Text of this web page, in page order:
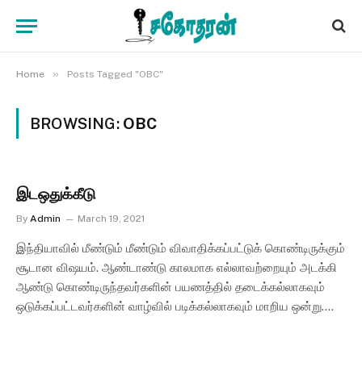
Home » Posts Tagged "OBC"
BROWSING: OBC
இடஒதுக்கீடு
By Admin March 19, 2021
இந்தியாவில் மீண்டும் மீண்டும் விவாதிக்கப்பட்டுக் கொண்டிருக்கும்
சூடான விஷயம். ஆண்டாண்டு காலமாக எல்லாவற்றையும் அடக்கி
ஆண்டு கொண்டிருந்தவர்களின் பயணத்தில் தடைக்கல்லாகவும்
ஒடுக்கப்பட்டவர்களின் வாழ்வில் படிக்கல்லாகவும் மாறிய ஒன்று.…